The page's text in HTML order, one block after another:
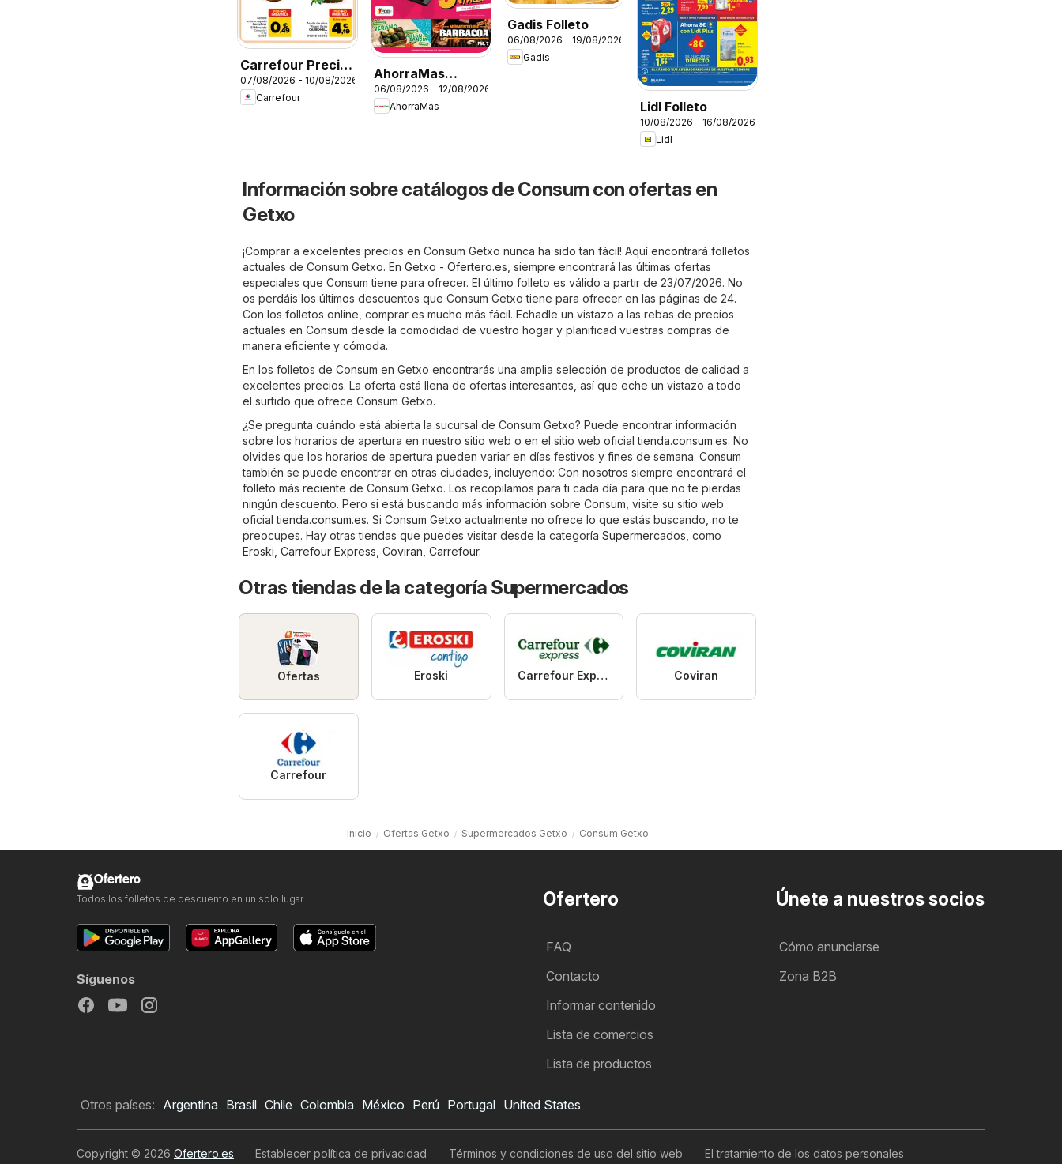
Carrefour Precio
Imbatible
07/08/2026 - 10/08/2026
Carrefour
AhorraMas
Folleto
06/08/2026 - 12/08/2026
AhorraMas
Gadis Folleto
06/08/2026 - 19/08/2026
Gadis
Lidl Folleto
10/08/2026 - 16/08/2026
Lidl
Información sobre catálogos de Consum con ofertas en
Getxo
¡Comprar a excelentes precios en Consum Getxo nunca ha sido tan fácil! Aquí encontrará folletos
actuales de Consum Getxo. En Getxo - Ofertero.es, siempre encontrará las últimas ofertas
especiales que Consum tiene para ofrecer. El último folleto es válido a partir de 23/07/2026. No
os perdáis los últimos descuentos que Consum Getxo tiene para ofrecer en las páginas de 24.
Con los folletos online, comprar es mucho más fácil. Echadle un vistazo a las rebas de precios
actuales en Consum desde la comodidad de vuestro hogar y planificad vuestras compras de
manera eficiente y cómoda.
En los folletos de Consum en Getxo encontrarás una amplia selección de productos de calidad a
excelentes precios. La oferta está llena de ofertas interesantes, así que eche un vistazo a todo
el surtido que ofrece Consum Getxo.
¿Se pregunta cuándo está abierta la sucursal de Consum Getxo? Puede encontrar información
sobre los horarios de apertura en nuestro sitio web o en el sitio web oficialtienda.consum.es. No
olvides que los horarios de apertura pueden variar en días festivos y fines de semana. Consum
también se puede encontrar en otras ciudades, incluyendo: Con nosotros siempre encontrará el
folleto más reciente de Consum Getxo. Los recopilamos para ti cada día para que no te pierdas
ningún descuento. Pero si está buscando más información sobre Consum, visite su sitio web
oficialtienda.consum.es. Si Consum Getxo actualmente no ofrece lo que estás buscando, no te
preocupes. Hay otras tiendas que puedes visitar desde la categoría Supermercados, como
Eroski, Carrefour Express, Coviran, Carrefour.
Otras tiendas de la categoría Supermercados
Ofertas Eroski Carrefour Express Coviran
Carrefour
Inicio Ofertas Getxo Supermercados Getxo Consum Getxo
Ofertero
FAQ
Contacto
Informar contenido
Lista de comercios
Lista de productos
Únete a nuestros socios
Cómo anunciarse
Zona B2B
Ofertero
Todos los folletos de descuento en un solo lugar
Síguenos
Otros países: Argentina Brasil Chile Colombia México Perú Portugal United States
Copyright © 2026 Ofertero.es. Establecer política de privacidad Términos y condiciones de uso del sitio web El tratamiento de los datos personales